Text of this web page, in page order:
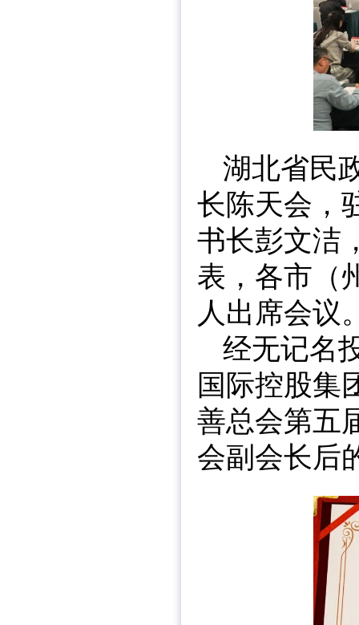
湖北省民
长陈天会，
书长彭文洁
表，各市（
人出席会议
经无记名
国际控股集
善总会第五
会副会长后